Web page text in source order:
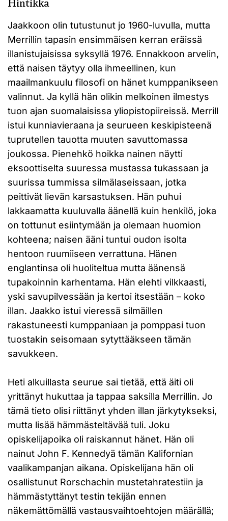
Hintikka
Jaakkoon olin tutustunut jo 1960-luvulla, mutta
Merrillin tapasin ensimmäisen kerran eräissä
illanistujaisissa syksyllä 1976. Ennakkoon arvelin,
että naisen täytyy olla ihmeellinen, kun
maailmankuulu filosofi on hänet kumppanikseen
valinnut. Ja kyllä hän olikin melkoinen ilmestys
tuon ajan suomalaisissa yliopistopiireissä. Merrill
istui kunniavieraana ja seurueen keskipisteenä
tuprutellen tauotta muuten savuttomassa
joukossa. Pienehkö hoikka nainen näytti
eksoottiselta suuressa mustassa tukassaan ja
suurissa tummissa silmälaseissaan, jotka
peittivät lievän karsastuksen. Hän puhui
lakkaamatta kuuluvalla äänellä kuin henkilö, joka
on tottunut esiintymään ja olemaan huomion
kohteena; naisen ääni tuntui oudon isolta
hentoon ruumiiseen verrattuna. Hänen
englantinsa oli huoliteltua mutta äänensä
tupakoinnin karhentama. Hän elehti vilkkaasti,
yski savupilvessään ja kertoi itsestään – koko
illan. Jaakko istui vieressä silmäillen
rakastuneesti kumppaniaan ja pomppasi tuon
tuostakin seisomaan sytyttääkseen tämän
savukkeen.
Heti alkuillasta seurue sai tietää, että äiti oli
yrittänyt hukuttaa ja tappaa saksilla Merrillin. Jo
tämä tieto olisi riittänyt yhden illan järkytykseksi,
mutta lisää hämmästeltävää tuli. Joku
opiskelijapoika oli raiskannut hänet. Hän oli
nainut John F. Kennedyä tämän Kalifornian
vaalikampanjan aikana. Opiskelijana hän oli
osallistunut Rorschachin mustetahratestiin ja
hämmästyttänyt testin tekijän ennen
näkemättömällä vastausvaihtoehtojen määrällä;